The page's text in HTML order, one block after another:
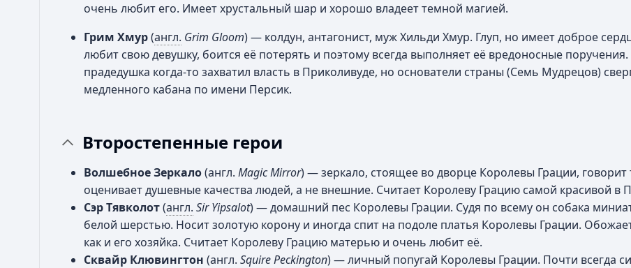
очень любит его. Имеет хрустальный шар и хорошо владеет темной магией.
Грим Хмур(англ. Grim Gloom) — колдун, антагонист, муж Хильди Хмур. Глуп, но имеет доброе
любит свою девушку, боится её потерять и поэтому всегда выполняет её вредоносные поручения.
прадедушка когда-то захватил власть в Приколивуде, но основатели страны (Семь Мудрецов)
медленного кабана по имени Персик.
Второстепенные герои
Волшебное Зеркало(англ. Magic Mirror) — зеркало, стоящее во дворце Королевы Грации, говорит
оценивает душевные качества людей, а не внешние. Считает Королеву Грацию самой красивой в
Сэр Тявколот(англ. Sir Yipsalot) — домашний пес Королевы Грации. Судя по всему он собака
белой шерстью. Носит золотую корону и иногда спит на подоле платья Королевы Грации.
как и его хозяйка. Считает Королеву Грацию матерью и очень любит её.
Сквайр Клювингтон (англ. Squire Peckington) — личный попугай Королевы Грации. Почти всегда